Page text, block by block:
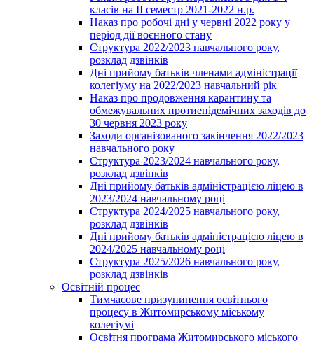
класів на ІІ семестр 2021-2022 н.р.
Наказ про робочі дні у червні 2022 року у
період дії воєнного стану
Структура 2022/2023 навчального року,
розклад дзвінків
Дні прийому батьків членами адміністрації
колегіуму на 2022/2023 навчальний рік
Наказ про продовження карантину та
обмежувальних протиепідемічних заходів до
30 червня 2023 року
Заходи організованого закінчення 2022/2023
навчального року
Структура 2023/2024 навчального року,
розклад дзвінків
Дні прийому батьків адміністрацією ліцею в
2023/2024 навчальному році
Структура 2024/2025 навчального року,
розклад дзвінків
Дні прийому батьків адміністрацією ліцею в
2024/2025 навчальному році
Структура 2025/2026 навчального року,
розклад дзвінків
Освітній процес
Тимчасове призупинення освітнього
процесу в Житомирському міському
колегіумі
Освітня програма Житомирського міського